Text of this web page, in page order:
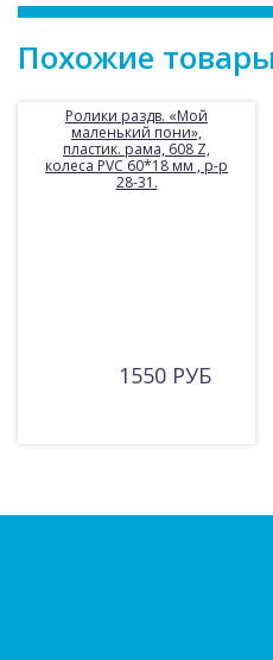
Похожие товары
Ролики раздв. «Мой
маленький пони»,
пластик. рама, 608 Z,
колеса PVC 60*18 мм , р-р
28-31.
1550 РУБ